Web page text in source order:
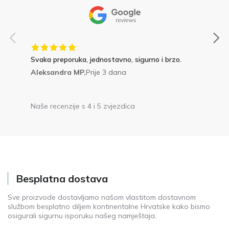
Svaka preporuka, jednostavno, sigurno i brzo.
Aleksandra MP,Prije 3 dana
Naše recenzije s 4 i 5 zvjezdica
Besplatna dostava
Sve proizvode dostavljamo našom vlastitom dostavnom
službom besplatno diljem kontinentalne Hrvatske kako bismo
osigurali sigurnu isporuku našeg namještaja.